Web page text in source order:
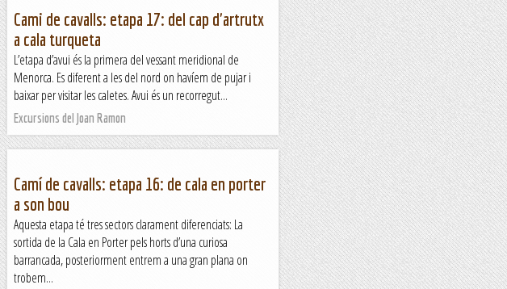
Cami de cavalls: etapa 17: del cap d'artrutx
a cala turqueta
L’etapa d’avui és la primera del vessant meridional de
Menorca. Es diferent a les del nord on havíem de pujar i
baixar per visitar les caletes. Avui és un recorregut...
Excursions del Joan Ramon
Camí de cavalls: etapa 16: de cala en porter
a son bou
Aquesta etapa té tres sectors clarament diferenciats: La
sortida de la Cala en Porter pels horts d’una curiosa
barrancada, posteriorment entrem a una gran plana on
trobem...